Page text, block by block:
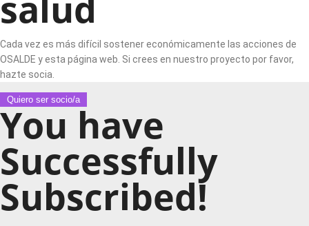
Cada vez es más difícil sostener económicamente las acciones de
OSALDE y esta página web. Si crees en nuestro proyecto por favor,
hazte socia.
Quiero ser socio/a
You have
Successfully
Subscribed!